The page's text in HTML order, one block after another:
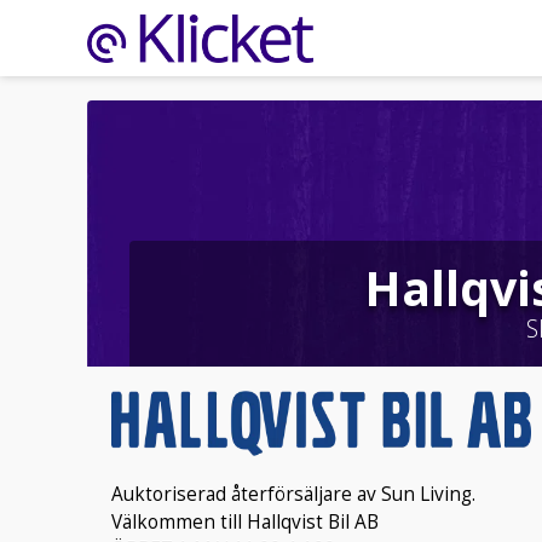
Auktoriserad återförsäljare av Sun Living.
Välkommen till Hallqvist Bil AB